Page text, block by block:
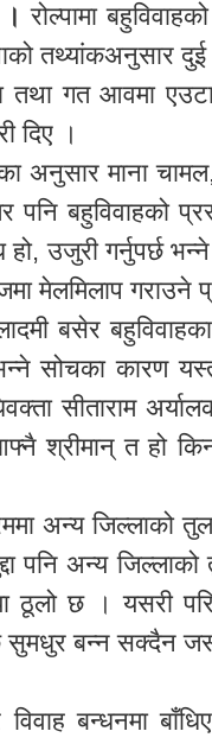
रोल्पामा
तथ्यांकअनुसार दुई
गत आवमा एउटा
दिए ।
अनुसार माना
पनि बहुविवाहको
हो, उजुरी गर्नुपर्छ
मेलमिलाप
बसेर
सोचका कारण
सीताराम
श्रीमान् त हो किन
अन्य जिल्लाको
पनि अन्य
ठूलो छ । यसरी
सुमधुर बन्न सक्दैन
विवाह बन्धनमा